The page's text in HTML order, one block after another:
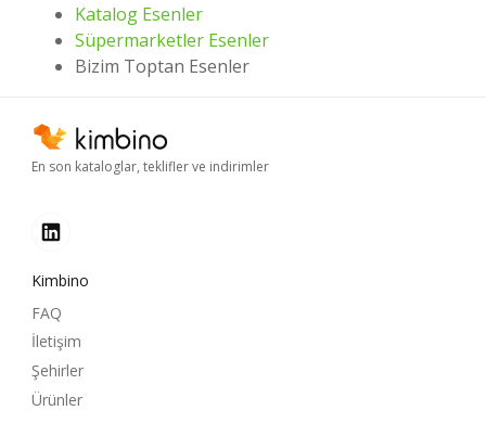
Katalog Esenler
Süpermarketler Esenler
Bizim Toptan Esenler
En son kataloglar, teklifler ve indirimler
Kimbino
FAQ
İletişim
Şehirler
Ürünler